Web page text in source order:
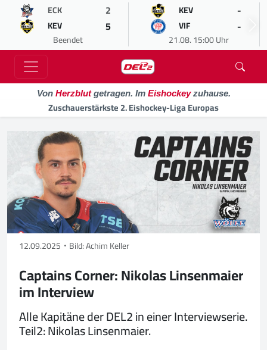
ECK 2
KEV 5
Beendet
KEV -
VIF -
21.08. 15:00 Uhr
Von Herzblutgetragen. Im Eishockeyzuhause.
Zuschauerstärkste 2. Eishockey-Liga Europas
12.09.2025 Bild: Achim Keller
Captains Corner: Nikolas Linsenmaier
im Interview
Alle Kapitäne der DEL2 in einer Interviewserie.
Teil2: Nikolas Linsenmaier.